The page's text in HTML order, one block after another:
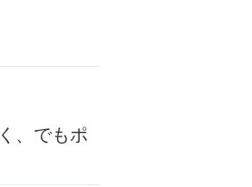
、でもポ